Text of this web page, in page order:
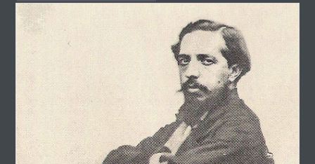
Primary
Sidebar